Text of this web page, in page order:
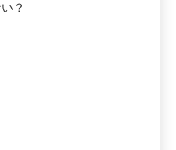
？